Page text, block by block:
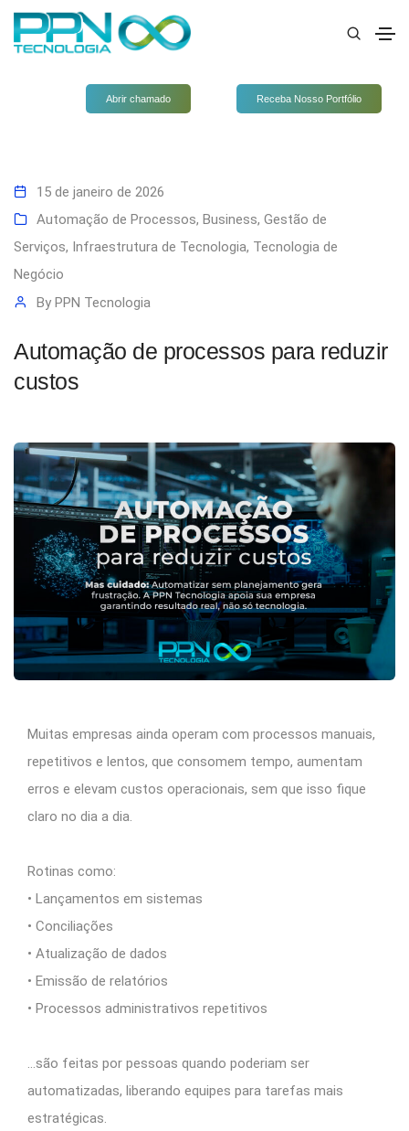
Abrir chamado Receba Nosso Portfólio
15 de janeiro de 2026
Automação de Processos, Business, Gestão de
Serviços, Infraestrutura de Tecnologia, Tecnologia de
Negócio
By PPN Tecnologia
Automação de processos para reduzir
custos
Muitas empresas ainda operam com processos manuais,
repetitivos e lentos, que consomem tempo, aumentam
erros e elevam custos operacionais, sem que isso fique
claro no dia a dia.
Rotinas como:
• Lançamentos em sistemas
• Conciliações
• Atualização de dados
• Emissão de relatórios
• Processos administrativos repetitivos
…são feitas por pessoas quando poderiam ser
automatizadas, liberando equipes para tarefas mais
estratégicas.